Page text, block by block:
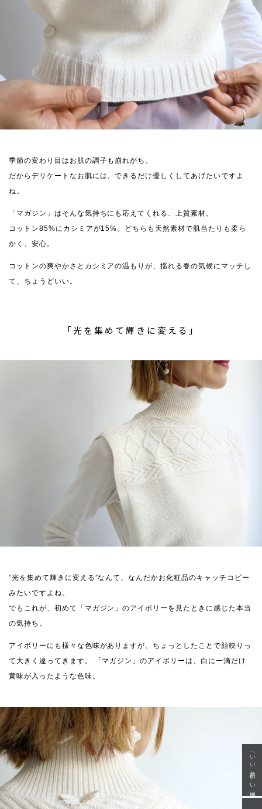
季節の変わり目はお肌の調子も崩れがち。
だからデリケートなお肌には、できるだけ優しくしてあげたいですよ
ね。
「マガジン」はそんな気持ちにも応えてくれる、上質素材。
コットン85%にカシミアが15%。どちらも天然素材で肌当たりも柔ら
かく、安心。
コットンの爽やかさとカシミアの温もりが、揺れる春の気候にマッチし
て、ちょうどいい。
「光を集めて輝きに変える」
”光を集めて輝きに変える”なんて、なんだかお化粧品のキャッチコピー
みたいですよね。
でもこれが、初めて「マガジン」のアイボリーを見たときに感じた本当
の気持ち。
アイボリーにも様々な色味がありますが、ちょっとしたことで顔映りっ
て大きく違ってきます。 「マガジン」のアイボリーは、白に一滴だけ
黄味が入ったような色味。
「いい年齢 いい洋服」